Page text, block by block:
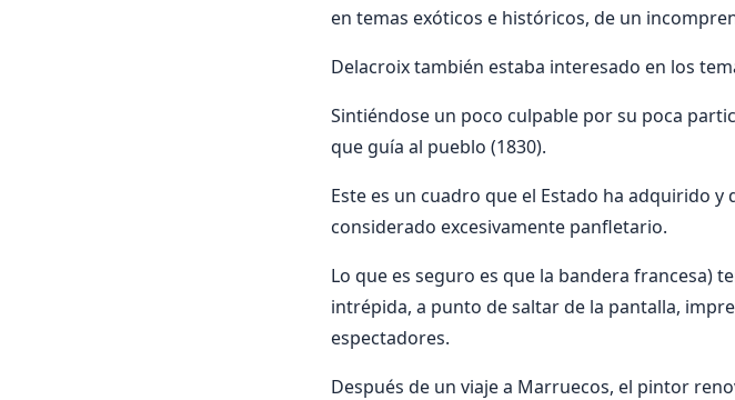
en temas exóticos e históricos, de un
Delacroix también estaba interesado en los
Sintiéndose un poco culpable por su poca
que guía al pueblo (1830).
Este es un cuadro que el Estado ha adquirido
considerado excesivamente panfletario.
Lo que es seguro es que la bandera francesa)
intrépida, a punto de saltar de la pantalla,
espectadores.
Después de un viaje a Marruecos, el pintor